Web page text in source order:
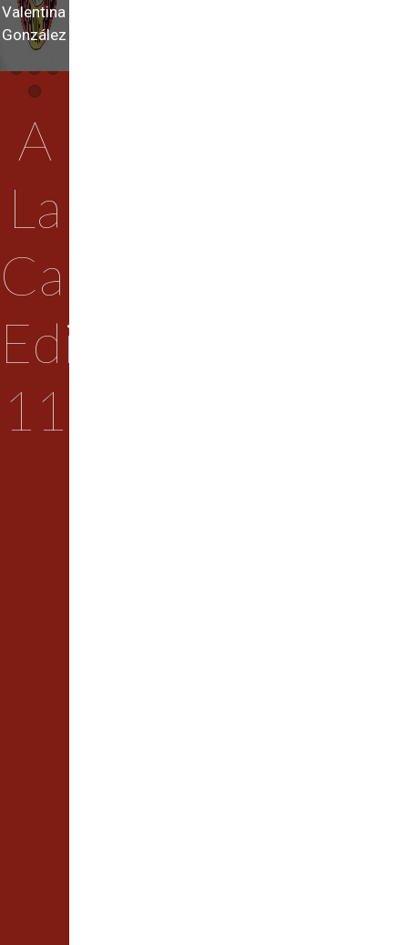
Valentina
González
A
La
Calle
Edición
11